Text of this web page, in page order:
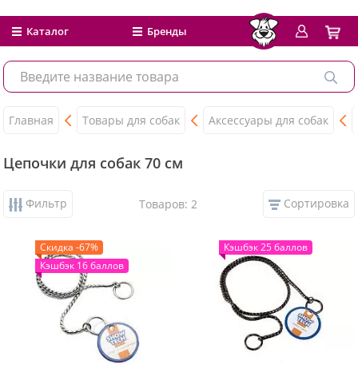
Каталог Бренды
Главная Товары для собак Аксессуары для собак
Цепочки для собак 70 см
Фильтр Товаров: 2 Сортировка
Скидка -67%
Кэшбэк 16 баллов
Кэшбэк 25 баллов